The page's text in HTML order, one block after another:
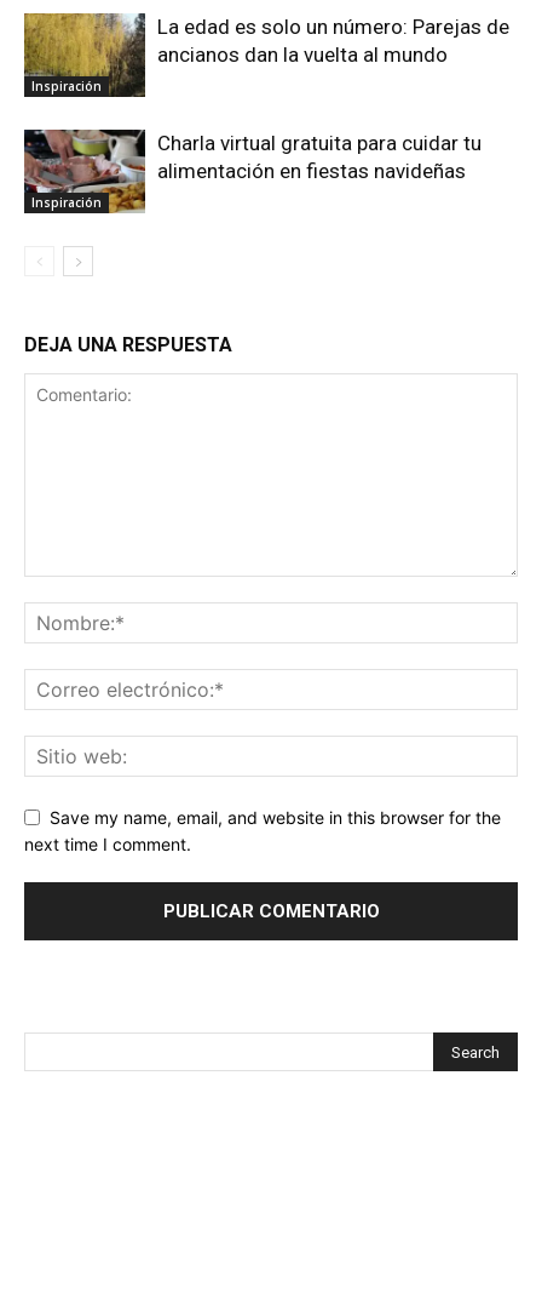
Inspiración
La edad es solo un número: Parejas de
ancianos dan la vuelta al mundo
Inspiración
Charla virtual gratuita para cuidar tu
alimentación en fiestas navideñas
DEJA UNA RESPUESTA
Save my name, email, and website in this browser for the
next time I comment.